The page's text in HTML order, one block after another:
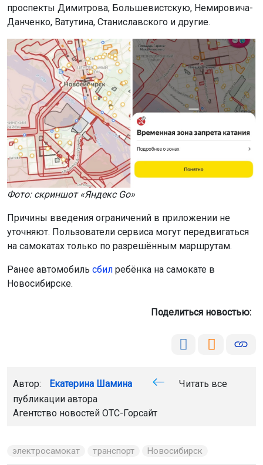
проспекты Димитрова, Большевистскую, Немировича-
Данченко, Ватутина, Станиславского и другие.
Фото: скриншот «Яндекс Go»
Причины введения ограничений в приложении не
уточняют. Пользователи сервиса могут передвигаться
на самокатах только по разрешённым маршрутам.
Ранее автомобиль сбил ребёнка на самокате в
Новосибирске.
Поделиться новостью:
Автор: Екатерина Шамина
Читать все
публикации автора
Агентство новостей ОТС-Горсайт
электросамокат транспорт Новосибирск